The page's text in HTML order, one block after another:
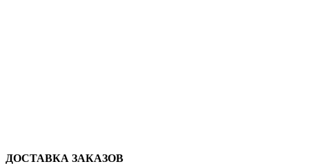
ДОСТАВКА ЗАКАЗОВ